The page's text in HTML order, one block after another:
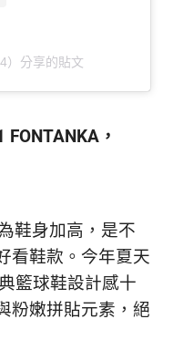
）分享的貼文
FONTANKA，
鞋身加高，是不
看鞋款。今年夏天
籃球鞋設計感十
粉嫩拼貼元素，絕